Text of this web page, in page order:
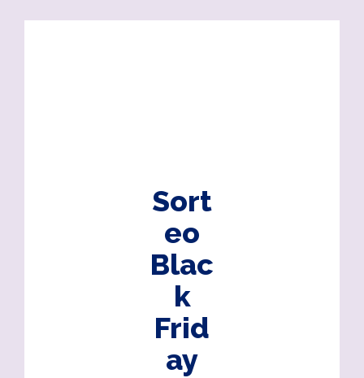
Sort
eo
Blac
k
Frid
ay